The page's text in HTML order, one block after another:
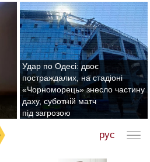
Удар по Одесі: двоє
постраждалих, на стадіоні
«Чорноморець» знесло частину
даху, суботній матч
під загрозою
рус